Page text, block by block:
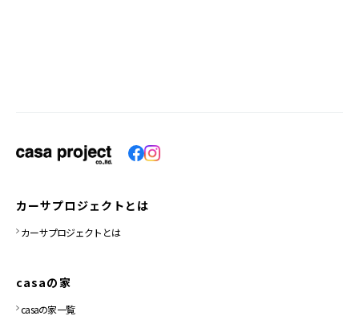
カーサプロジェクトとは
カーサプロジェクトとは
casaの家
casaの家一覧